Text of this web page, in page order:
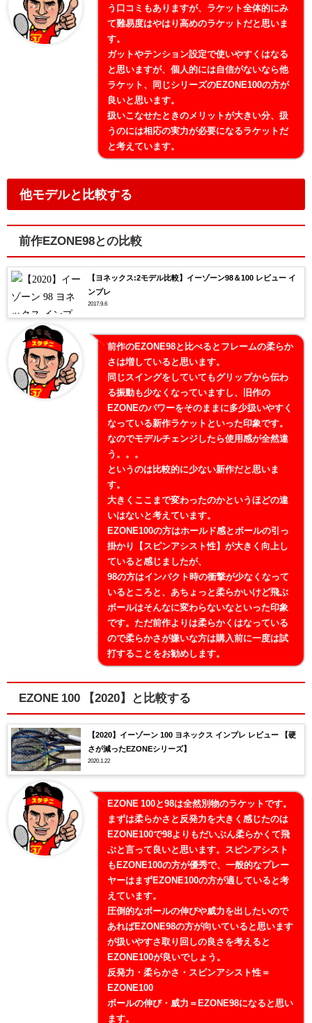
う口コミもありますが、ラケット全体的にみ
て難易度はやはり高めのラケットだと思いま
す。
ガットやテンション設定で使いやすくはなる
と思いますが、個人的には自信がないなら他
ラケット、同じシリーズのEZONE100の方が
良いと思います。
扱いこなせたときのメリットが大きい分、扱
うのには相応の実力が必要になるラケットだ
と考えています。
他モデルと比較する
前作EZONE98との比較
【ヨネックス:2モデル比較】イーゾーン98＆100 レビュー イ
ンプレ
2017.9.6
前作のEZONE98と比べるとフレームの柔らか
さは増していると思います。
同じスイングをしていてもグリップから伝わ
る振動も少なくなっていますし、旧作の
EZONEのパワーをそのままに多少扱いやすく
なっている新作ラケットといった印象です。
なのでモデルチェンジしたら使用感が全然違
う。。。
というのは比較的に少ない新作だと思いま
す。
大きくここまで変わったのかというほどの違
いはないと考えています。
EZONE100の方はホールド感とボールの引っ
掛かり【スピンアシスト性】が大きく向上し
ていると感じましたが、
98の方はインパクト時の衝撃が少なくなって
いるところと、あちょっと柔らかいけど飛ぶ
ボールはそんなに変わらないなといった印象
です。ただ前作よりは柔らかくはなっている
ので柔らかさが嫌いな方は購入前に一度は試
打することをお勧めします。
EZONE 100 【2020】と比較する
【2020】イーゾーン 100 ヨネックス インプレ レビュー 【硬
さが減ったEZONEシリーズ】
2020.1.22
EZONE 100と98は全然別物のラケットです。
まずは柔らかさと反発力を大きく感じたのは
EZONE100で98よりもだいぶん柔らかくて飛
ぶと言って良いと思います。スピンアシスト
もEZONE100の方が優秀で、一般的なプレー
ヤーはまずEZONE100の方が適していると考
えています。
圧倒的なボールの伸びや威力を出したいので
あればEZONE98の方が向いていると思います
が扱いやすさ取り回しの良さを考えると
EZONE100が良いでしょう。
反発力・柔らかさ・スピンアシスト性＝
EZONE100
ボールの伸び・威力＝EZONE98になると思い
ます。